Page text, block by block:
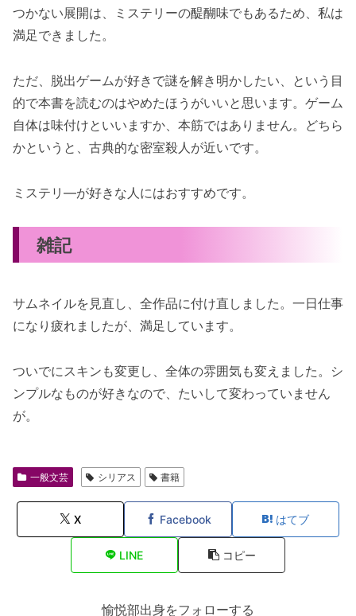
つかない展開は、ミステリーの醍醐味でもあるため、私は
満足できました。
ただ、脱出ゲームが好きで謎を解き明かしたい、という目
的で本書を読むのはやめたほうがいいと思います。ゲーム
自体は味付けといいますか、本筋ではありません。どちら
かというと、古典的な密室殺人が近いです。
ミステリ―が好きな人にはおすすめです。
雑記
サムネイルを見直し、全作品に付け直しました。一日仕事
になり疲れましたが、満足しています。
ついでにスキンも変更し、全体の雰囲気も変えました。シ
ンプルなものが好きなので、たいして変わっていません
が。
一般文芸 シリアス 書籍
X Facebook はてブ
LINE コピー
愉悦部出身をフォローする